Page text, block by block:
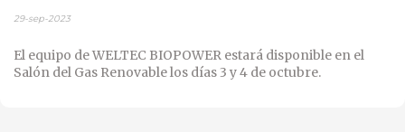
29-sep-2023
El equipo de WELTEC BIOPOWER estará disponible en el
Salón del Gas Renovable los días 3 y 4 de octubre.